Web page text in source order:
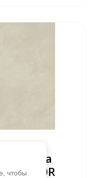
Crema
чтобы